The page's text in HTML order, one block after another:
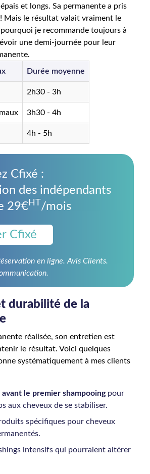
et longs. Sa permanente a pris
Mais le résultat valait vraiment le
je recommande toujours à
une demi-journée pour leur
Durée moyenne
2h30 - 3h
3h30 - 4h
4h - 5h
Cfixé :
des indépendants
29€HT/mois
Cfixé
en ligne. Avis Clients.
durabilité de la
réalisée, son entretien est
le résultat. Voici quelques
systématiquement à mes clients
le premier shampooingpour
aux cheveux de se stabiliser.
spécifiques pour cheveux
intensifs qui pourraient altérer